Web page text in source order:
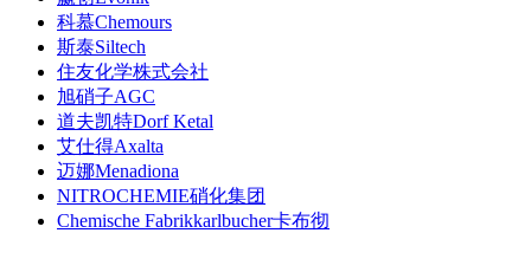
科慕Chemours
斯泰Siltech
住友化学株式会社
旭硝子AGC
道夫凯特Dorf Ketal
艾仕得Axalta
迈娜Menadiona
NITROCHEMIE硝化集团
Chemische Fabrikkarlbucher卡布彻